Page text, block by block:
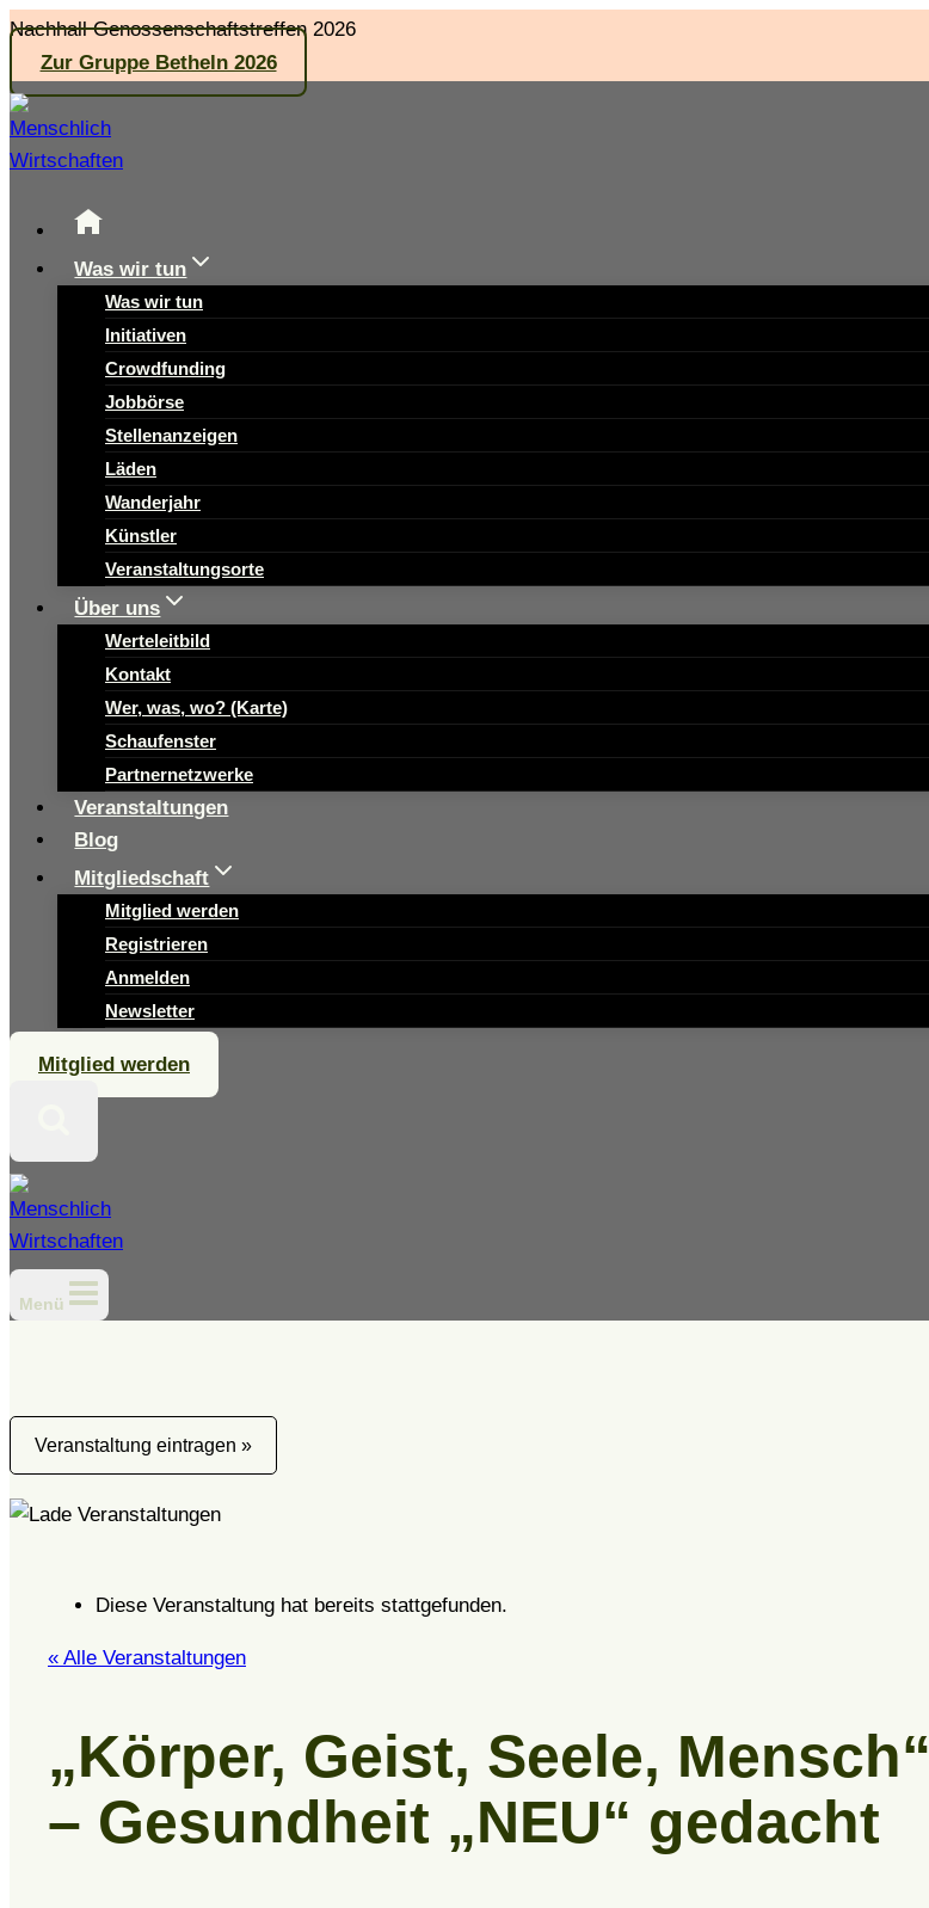
Zum
Inhalt
springen
Nachhall Genossenschaftstreffen 2026
Zur Gruppe Betheln 2026
Was wir tun
Was wir tun
Initiativen
Crowdfunding
Jobbörse
Stellenanzeigen
Läden
Wanderjahr
Künstler
Veranstaltungsorte
Über uns
Werteleitbild
Kontakt
Wer, was, wo? (Karte)
Schaufenster
Partnernetzwerke
Veranstaltungen
Blog
Mitgliedschaft
Mitglied werden
Registrieren
Anmelden
Newsletter
Mitglied werden
Menü
Veranstaltung eintragen »
Diese Veranstaltung hat bereits stattgefunden.
« Alle Veranstaltungen
„Körper, Geist, Seele, Mensch“
– Gesundheit „NEU“ gedacht